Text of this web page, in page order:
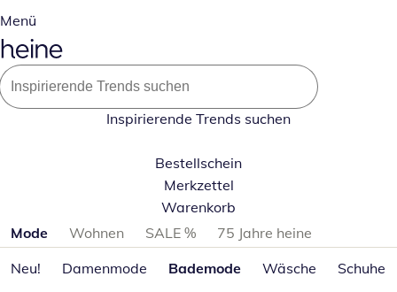
Menü
Inspirierende Trends suchen
Bestellschein
Merkzettel
Warenkorb
Produktkategorien überspringen
Mode Wohnen SALE %
75 Jahre heine
Neu!
Damenmode Bademode Wäsche Schuhe